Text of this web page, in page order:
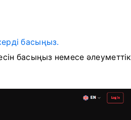
басыңыз.
басыңыз немесе әлеуметтік